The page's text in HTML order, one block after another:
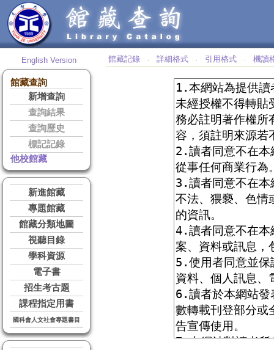
English Version
館藏查詢
新增查詢
查詢結果
查詢歷史
標記記錄
他校館藏
新進館藏
專題館藏
館藏分類地圖
視聽目錄
學科資源
電子書
招生考古題
課程指定用書
國科會人文社會專題書目
館藏記錄 ‧ 詳細格式 ‧ 引用格式 ‧ 機讀